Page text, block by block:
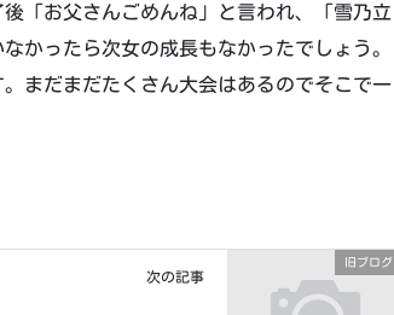
「お父さんごめんね」と言われ、「雪乃立
かったら次女の成長もなかったでしょう。
まだまだたくさん大会はあるのでそこで一
旧ブログ
次の記事